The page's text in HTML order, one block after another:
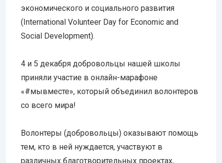
экономического и социального развития
(International Volunteer Day for Economic and
Social Development).
4 и 5 декабря добровольцы нашей школы
приняли участие в онлайн-марафоне
«#мывместе», который объединил волонтеров
со всего мира!
Волонтеры (добровольцы) оказывают помощь
тем, кто в ней нуждается, участвуют в
различных благотворительных проектах,